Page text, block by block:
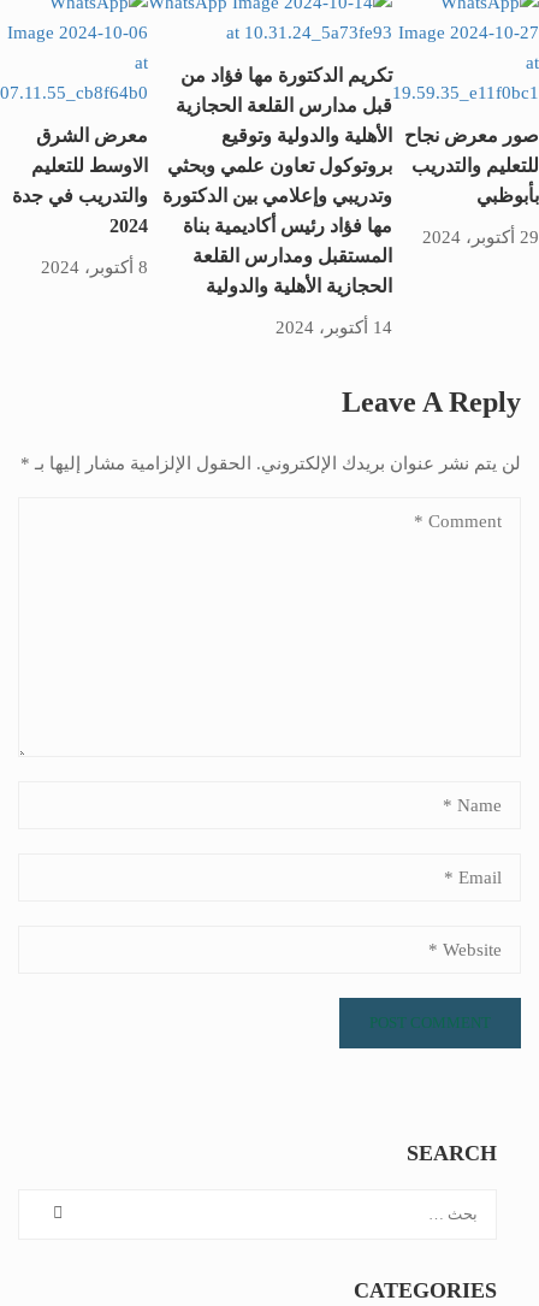
صور معرض نجاح
للتعليم والتدريب
بأبوظبي
29 أكتوبر، 2024
تكريم الدكتورة مها فؤاد من
قبل مدارس القلعة الحجازية
الأهلية والدولية وتوقيع
بروتوكول تعاون علمي وبحثي
وتدريبي وإعلامي بين الدكتورة
مها فؤاد رئيس أكاديمية بناة
المستقبل ومدارس القلعة
الحجازية الأهلية والدولية
14 أكتوبر، 2024
معرض الشرق
الاوسط للتعليم
والتدريب في جدة
2024
8 أكتوبر، 2024
Leave A Reply
لن يتم نشر عنوان بريدك الإلكتروني. الحقول الإلزامية مشار إليها بـ *
SEARCH
CATEGORIES